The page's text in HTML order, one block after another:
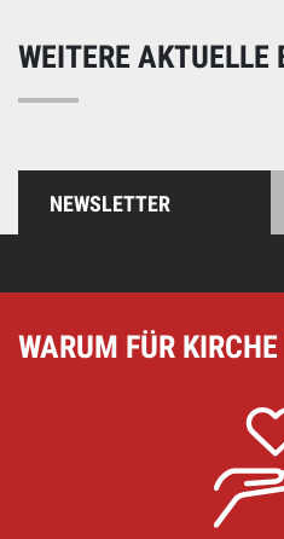
WEITERE AKTUELLE
NEWSLETTER
WARUM FÜR